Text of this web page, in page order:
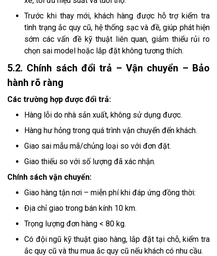
Trước khi thay mới, khách hàng được hỗ trợ kiểm tra
tình trạng ắc quy cũ, hệ thống sạc và đề, giúp phát hiện
sớm các vấn đề kỹ thuật liên quan, giảm thiểu rủi ro
chọn sai model hoặc lắp đặt không tương thích.
5.2. Chính sách đổi trả – Vận chuyển – Bảo
hành rõ ràng
Các trường hợp được đổi trả:
Hàng lỗi do nhà sản xuất, không sử dụng được.
Hàng hư hỏng trong quá trình vận chuyển đến khách.
Giao sai mẫu mã/chủng loại so với đơn đặt.
Giao thiếu so với số lượng đã xác nhận.
Chính sách vận chuyển:
Giao hàng tận nơi – miễn phí khi đáp ứng đồng thời:
Địa chỉ giao trong bán kính 10 km.
Trọng lượng đơn hàng < 80 kg.
Có đội ngũ kỹ thuật giao hàng, lắp đặt tại chỗ, kiểm tra
ắc quy cũ và thu mua ắc quy cũ nếu khách có nhu cầu.